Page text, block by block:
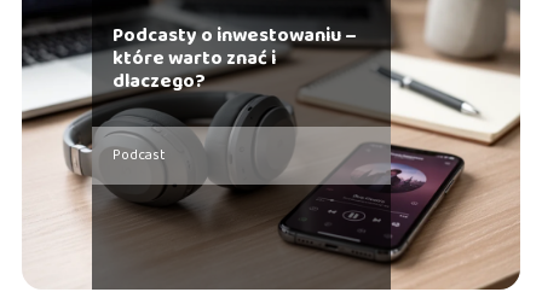
Podcasty o inwestowaniu –
które warto znać i
dlaczego?
Podcast